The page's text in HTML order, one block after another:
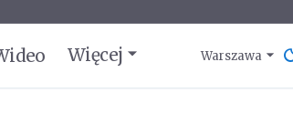
Więcej Warszawa